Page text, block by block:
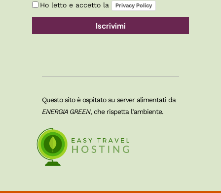
Ho letto e accetto la Privacy Policy
Iscrivimi
Questo sito è ospitato su server alimentati da
ENERGIA GREEN, che rispetta l’ambiente.